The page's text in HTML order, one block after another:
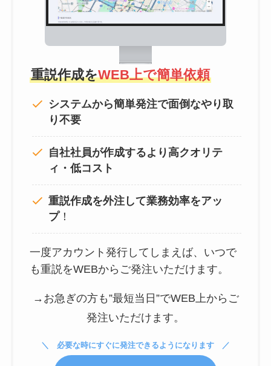
重説作成をWEB上で簡単依頼
システムから簡単発注で面倒なやり取
り不要
自社社員が作成するより高クオリテ
ィ・低コスト
重説作成を外注して業務効率をアッ
プ！
一度アカウント発行してしまえば、いつで
も重説をWEBからご発注いただけます。
→お急ぎの方も”最短当日”でWEB上からご
発注いただけます。
必要な時にすぐに発注できるようになります